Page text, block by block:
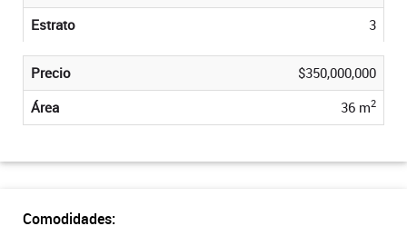
Estrato
3
Precio
$350,000,000
Área
36 m2
Comodidades: